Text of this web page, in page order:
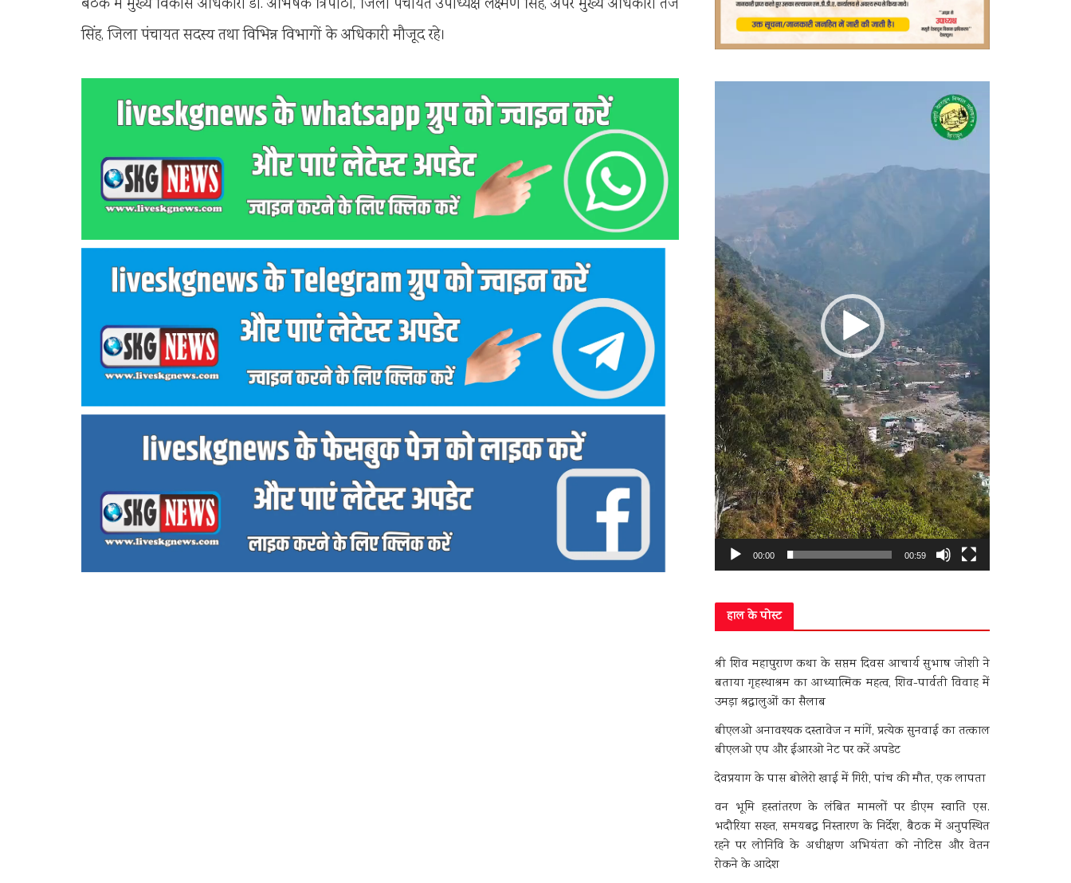
बैठक में मुख्य विकास अधिकारी डॉ. अभिषेक त्रिपाठी, जिला पंचायत उपाध्यक्ष लक्ष्मण सिंह, अपर मुख्य अधिकारी तेज
सिंह, जिला पंचायत सदस्य तथा विभिन्न विभागों के अधिकारी मौजूद रहे।
00:00 00:59
हाल के पोस्ट
श्री शिव महापुराण कथा के सप्तम दिवस आचार्य सुभाष जोशी ने
बताया गृहस्थाश्रम का आध्यात्मिक महत्व, शिव-पार्वती विवाह में
उमड़ा श्रद्धालुओं का सैलाब
बीएलओ अनावश्यक दस्तावेज न मांगें, प्रत्येक सुनवाई का तत्काल
बीएलओ एप और ईआरओ नेट पर करें अपडेट
देवप्रयाग के पास बोलेरो खाई में गिरी, पांच की मौत, एक लापता
वन भूमि हस्तांतरण के लंबित मामलों पर डीएम स्वाति एस.
भदौरिया सख्त, समयबद्ध निस्तारण के निर्देश, बैठक में अनुपस्थित
रहने पर लोनिवि के अधीक्षण अभियंता को नोटिस और वेतन
रोकने के आदेश